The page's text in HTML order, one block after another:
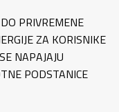
PRIVREMENE
ZA KORISNIKE
NAPAJAJU
PODSTANICE